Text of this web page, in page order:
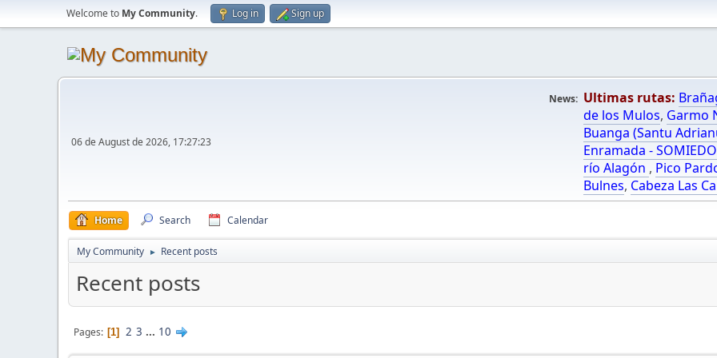
Welcome to My Community. Log in Sign up
06 de August de 2026, 17:27:23
News: Ultimas rutas:
de los Mulos, Garmo
Buanga (Santu
Enramada -
río Alagón , Pico
Bulnes, Cabeza Las
Home Search Calendar
My Community ► Recent posts
Recent posts
Pages 1 2 3 ... 10